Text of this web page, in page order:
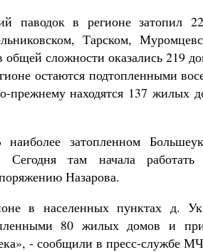
паводок в регионе затопил
Тарском,
сложности оказались 219
остаются подтопленными
находятся 137 жилых
затопленном
там начала работать
Назарова.
в населенных пунктах д.
80 жилых домов и
- сообщили в пресс-службе